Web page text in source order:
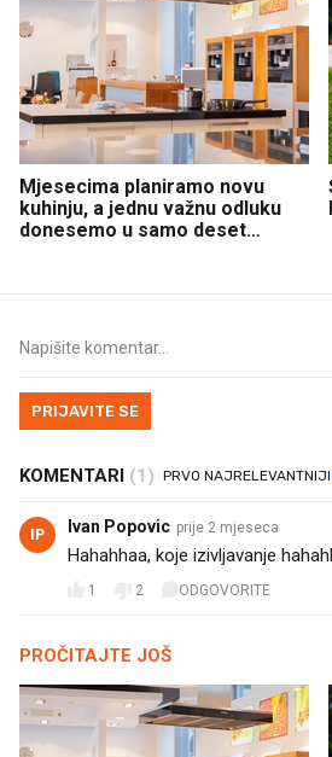
Mjesecima planiramo novu
kuhinju, a jednu važnu odluku
donesemo u samo deset
PRIJAVITE SE
KOMENTARI (1)
IP Ivan Popovic prije 2 mjeseca
Hahahhaa, koje izivljavanje
1 2 ODGOVORITE
PROČITAJTE JOŠ